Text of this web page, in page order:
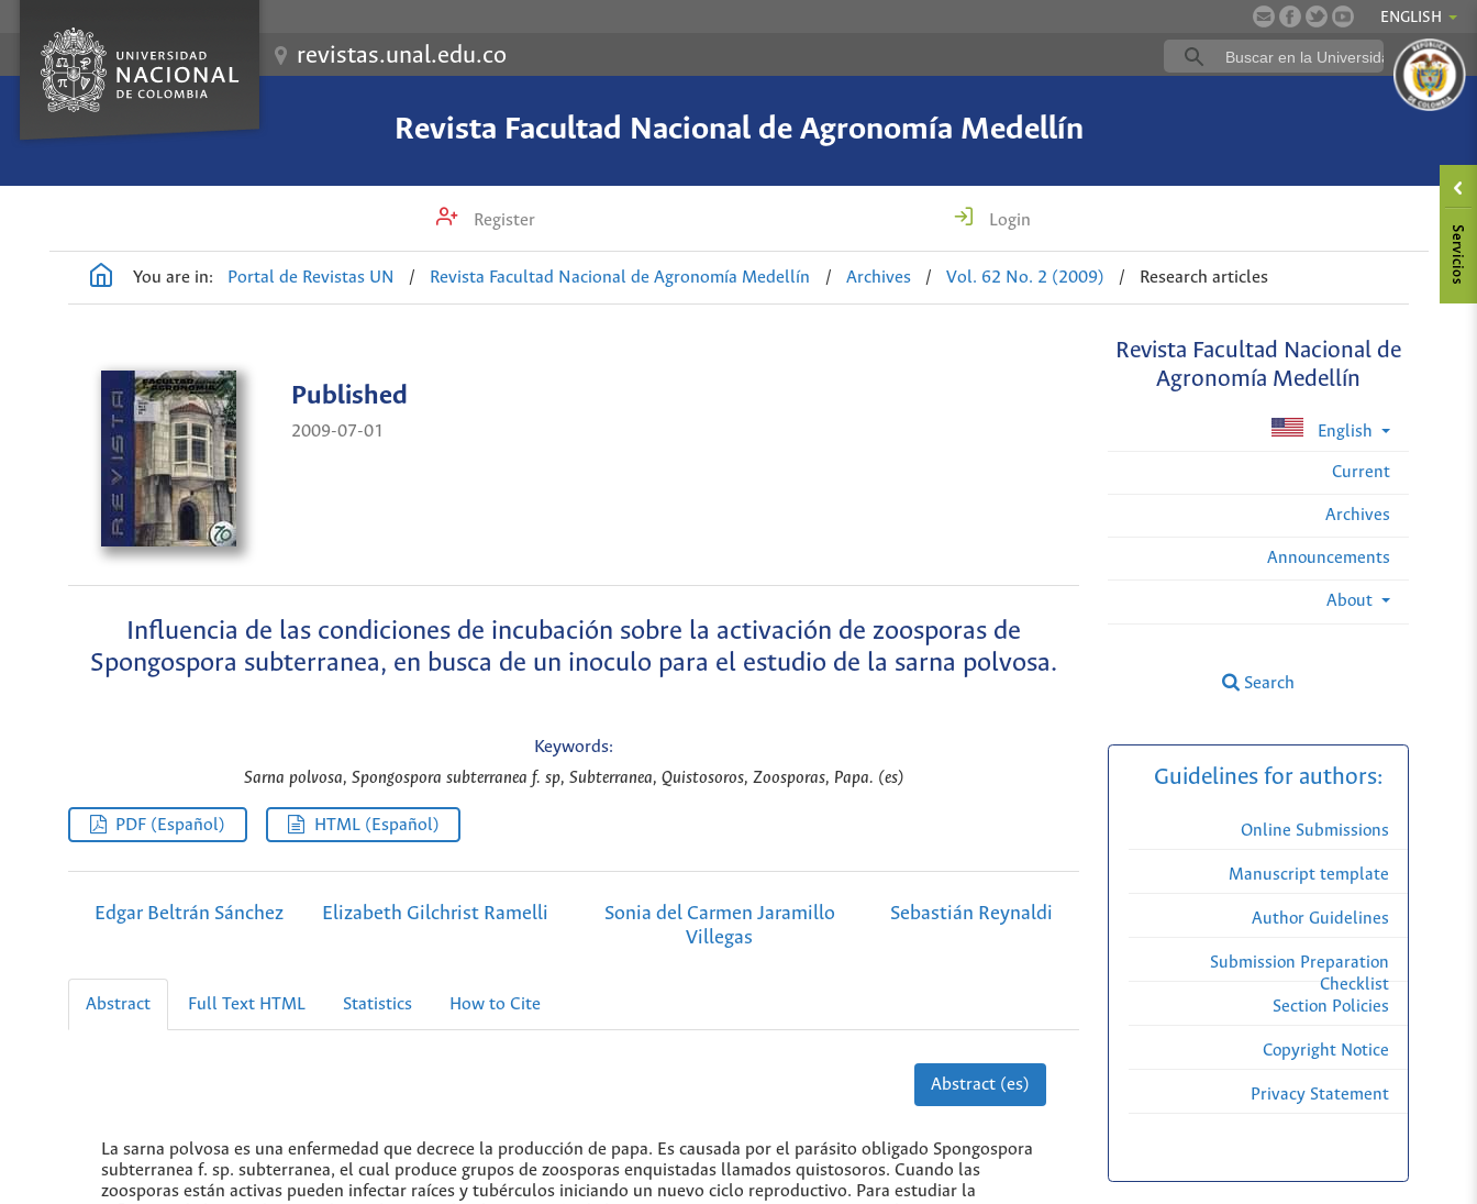
ENGLISH
revistas.unal.edu.co
Revista Facultad Nacional de Agronomía Medellín
Register Login
You are in: Portal de Revistas UN / Revista Facultad Nacional de Agronomía Medellín / Archives / Vol. 62 No. 2 (2009) / Research articles
Revista Facultad Nacional de
Agronomía Medellín
English
Current
Archives
Announcements
About
Search
Published
2009-07-01
Influencia de las condiciones de incubación sobre la activación de zoosporas de
Spongospora subterranea, en busca de un inoculo para el estudio de la sarna polvosa.
Keywords:
Sarna polvosa, Spongospora subterranea f. sp, Subterranea, Quistosoros, Zoosporas, Papa. (es)
PDF (Español) HTML (Español)
Edgar Beltrán Sánchez Elizabeth Gilchrist Ramelli
Sonia del Carmen Jaramillo
Villegas
Sebastián Reynaldi
Abstract Full Text HTML Statistics How to Cite
Abstract (es)
La sarna polvosa es una enfermedad que decrece la producción de papa. Es causada por el parásito obligado Spongospora
subterranea f. sp. subterranea, el cual produce grupos de zoosporas enquistadas llamados quistosoros. Cuando las
zoosporas están activas pueden infectar raíces y tubérculos iniciando un nuevo ciclo reproductivo. Para estudiar la
Guidelines for authors:
Online Submissions
Manuscript template
Author Guidelines
Submission Preparation
Checklist
Section Policies
Copyright Notice
Privacy Statement